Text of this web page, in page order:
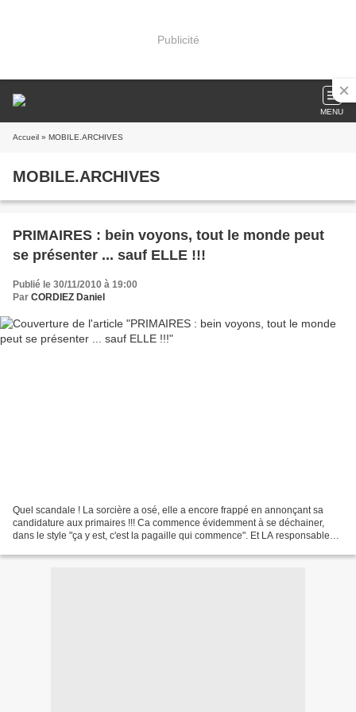
Publicité
MENU
Accueil » MOBILE.ARCHIVES
MOBILE.ARCHIVES
PRIMAIRES : bein voyons, tout le monde peut
se présenter ... sauf ELLE !!!
Publié le 30/11/2010 à 19:00
Par CORDIEZ Daniel
Quel scandale ! La sorcière a osé, elle a encore frappé en annonçant sa
candidature aux primaires !!! Ca commence évidemment à se déchainer,
dans le style "ça y est, c'est la pagaille qui commence". Et LA responsable